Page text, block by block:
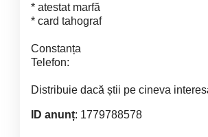
* atestat marfă
* card tahograf
Constanța
Telefon:
Distribuie dacă știi pe cineva
ID anunț: 1779788578